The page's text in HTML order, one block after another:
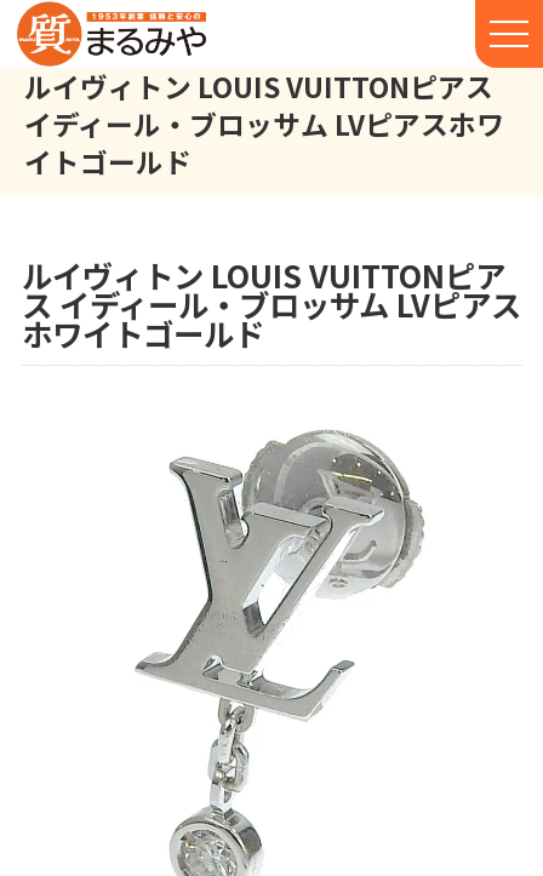
ルイヴィトン LOUIS VUITTONピアス
イディール・ブロッサム LVピアスホワ
イトゴールド
ルイヴィトン LOUIS VUITTONピア
ス イディール・ブロッサム LVピアス
ホワイトゴールド